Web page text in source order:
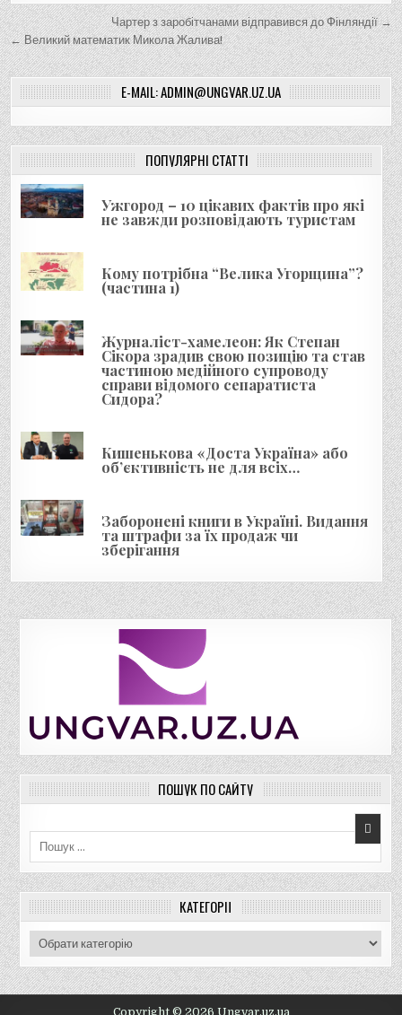
Н
а
в
і
г
а
ц
і
я
з
а
п
и
с
і
в
Чартер з заробітчанами відправився до Фінляндії →
← Великий математик Микола Жалива!
E-MAIL: ADMIN@UNGVAR.UZ.UA
ПОПУЛЯРНІ СТАТТІ
Ужгород – 10 цікавих фактів про які
не завжди розповідають туристам
Кому потрібна “Велика Угорщина”?
(частина 1)
Журналіст-хамелеон: Як Степан
Сікора зрадив свою позицію та став
частиною медійного супроводу
справи відомого сепаратиста
Сидора?
Кишенькова «Доста Україна» або
об’єктивність не для всіх…
Заборонені книги в Україні. Видання
та штрафи за їх продаж чи
зберігання
ПОШУК ПО САЙТУ
КАТЕГОРІЇ
а
т
е
Copyright © 2026 Ungvar.uz.ua